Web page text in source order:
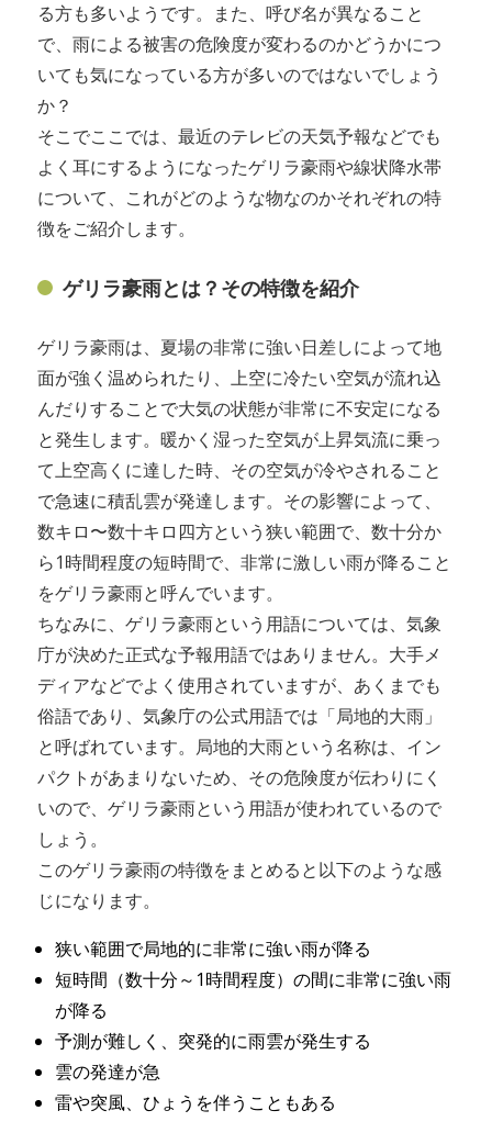
る方も多いようです。また、呼び名が異なること
で、雨による被害の危険度が変わるのかどうかにつ
いても気になっている方が多いのではないでしょう
か？
そこでここでは、最近のテレビの天気予報などでも
よく耳にするようになったゲリラ豪雨や線状降水帯
について、これがどのような物なのかそれぞれの特
徴をご紹介します。
ゲリラ豪雨とは？その特徴を紹介
ゲリラ豪雨は、夏場の非常に強い日差しによって地
面が強く温められたり、上空に冷たい空気が流れ込
んだりすることで大気の状態が非常に不安定になる
と発生します。暖かく湿った空気が上昇気流に乗っ
て上空高くに達した時、その空気が冷やされること
で急速に積乱雲が発達します。その影響によって、
数キロ〜数十キロ四方という狭い範囲で、数十分か
ら1時間程度の短時間で、非常に激しい雨が降ること
をゲリラ豪雨と呼んでいます。
ちなみに、ゲリラ豪雨という用語については、気象
庁が決めた正式な予報用語ではありません。大手メ
ディアなどでよく使用されていますが、あくまでも
俗語であり、気象庁の公式用語では「局地的大雨」
と呼ばれています。局地的大雨という名称は、イン
パクトがあまりないため、その危険度が伝わりにく
いので、ゲリラ豪雨という用語が使われているので
しょう。
このゲリラ豪雨の特徴をまとめると以下のような感
じになります。
狭い範囲で局地的に非常に強い雨が降る
短時間（数十分～1時間程度）の間に非常に強い雨
が降る
予測が難しく、突発的に雨雲が発生する
雲の発達が急
雷や突風、ひょうを伴うこともある